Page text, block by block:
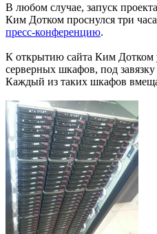
В любом случае, запуск
Ким Дотком проснулся три
пресс-конференцию.
К открытию сайта Ким Дотком
серверных шкафов, под
Каждый из таких шкафов